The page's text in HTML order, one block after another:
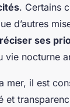
. Certains
d’autres
ses
vie nocturne
mer, il est
et